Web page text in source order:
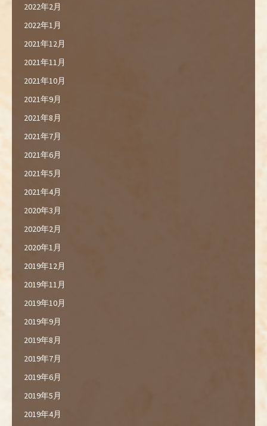
2022年2月
2022年1月
2021年12月
2021年11月
2021年10月
2021年9月
2021年8月
2021年7月
2021年6月
2021年5月
2021年4月
2020年3月
2020年2月
2020年1月
2019年12月
2019年11月
2019年10月
2019年9月
2019年8月
2019年7月
2019年6月
2019年5月
2019年4月